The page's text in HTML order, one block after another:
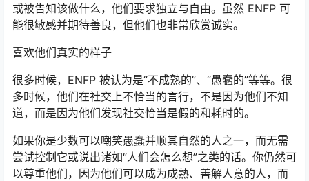
或被告知该做什么，他们要求独立与自由。虽然 ENFP 可
能很敏感并期待善良，但他们也非常欣赏诚实。
喜欢他们真实的样子
很多时候，ENFP 被认为是“不成熟的”、“愚蠢的”等等。很
多时候，他们在社交上不恰当的言行，不是因为他们不知
道，而是因为他们发现社交恰当是假的和耗时的。
如果你是少数可以嘲笑愚蠢并顺其自然的人之一，而无需
尝试控制它或说出诸如“人们会怎么想”之类的话。你仍然可
以尊重他们，因为他们可以成为成熟、善解人意的人，而